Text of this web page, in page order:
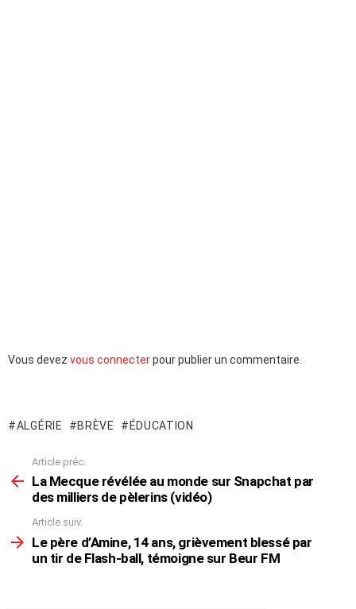
Laisser
Vous devez vous connecterpour publier un commentaire.
ALGÉRIE BRÈVE ÉDUCATION
voir
Article préc.
La Mecque révélée au monde sur Snapchat par
des milliers de pèlerins (vidéo)
Article suiv.
Le père d’Amine, 14 ans, grièvement blessé par
un tir de Flash-ball, témoigne sur Beur FM